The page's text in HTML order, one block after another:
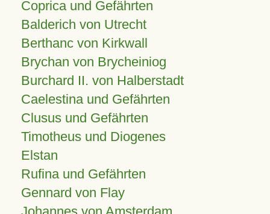
Coprica und Gefährten
Balderich von Utrecht
Berthanc von Kirkwall
Brychan von Brycheiniog
Burchard II. von Halberstadt
Caelestina und Gefährten
Clusus und Gefährten
Timotheus und Diogenes
Elstan
Rufina und Gefährten
Gennard von Flay